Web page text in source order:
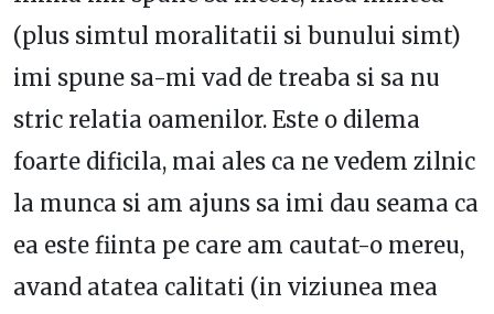
(plus simtul moralitatii si bunului simt)
imi spune sa-mi vad de treaba si sa nu
stric relatia oamenilor. Este o dilema
foarte dificila, mai ales ca ne vedem zilnic
la munca si am ajuns sa imi dau seama ca
ea este fiinta pe care am cautat-o mereu,
avand atatea calitati (in viziunea mea